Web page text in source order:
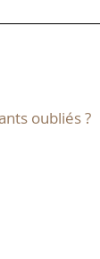
oubliés ?